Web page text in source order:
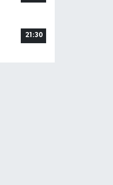
21:30